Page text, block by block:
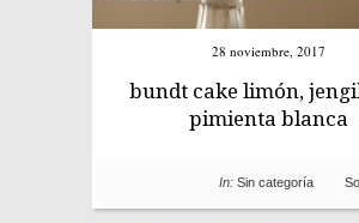
28 noviembre, 2017
bundt cake limón,
pimienta blanca
In: Sin categoría